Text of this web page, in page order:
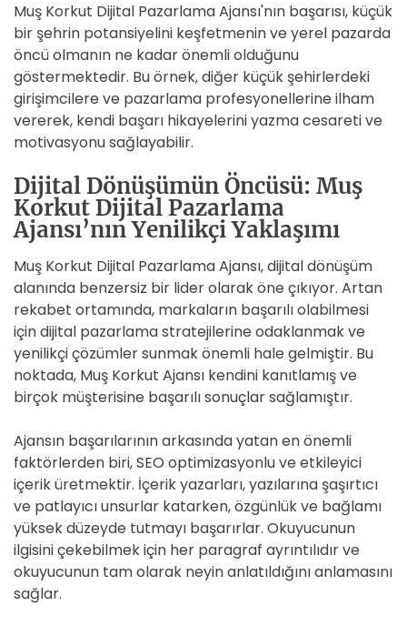
Muş Korkut Dijital Pazarlama Ajansı'nın başarısı, küçük
bir şehrin potansiyelini keşfetmenin ve yerel pazarda
öncü olmanın ne kadar önemli olduğunu
göstermektedir. Bu örnek, diğer küçük şehirlerdeki
girişimcilere ve pazarlama profesyonellerine ilham
vererek, kendi başarı hikayelerini yazma cesareti ve
motivasyonu sağlayabilir.
Dijital Dönüşümün Öncüsü: Muş
Korkut Dijital Pazarlama
Ajansı’nın Yenilikçi Yaklaşımı
Muş Korkut Dijital Pazarlama Ajansı, dijital dönüşüm
alanında benzersiz bir lider olarak öne çıkıyor. Artan
rekabet ortamında, markaların başarılı olabilmesi
için dijital pazarlama stratejilerine odaklanmak ve
yenilikçi çözümler sunmak önemli hale gelmiştir. Bu
noktada, Muş Korkut Ajansı kendini kanıtlamış ve
birçok müşterisine başarılı sonuçlar sağlamıştır.
Ajansın başarılarının arkasında yatan en önemli
faktörlerden biri, SEO optimizasyonlu ve etkileyici
içerik üretmektir. İçerik yazarları, yazılarına şaşırtıcı
ve patlayıcı unsurlar katarken, özgünlük ve bağlamı
yüksek düzeyde tutmayı başarırlar. Okuyucunun
ilgisini çekebilmek için her paragraf ayrıntılıdır ve
okuyucunun tam olarak neyin anlatıldığını anlamasını
sağlar.